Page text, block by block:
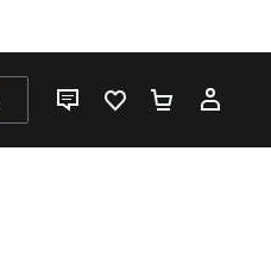
CHAT PREFERITI 0